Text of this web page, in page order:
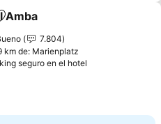
a favoritos
Amba
7.804
km de: Marienplatz
seguro en el hotel